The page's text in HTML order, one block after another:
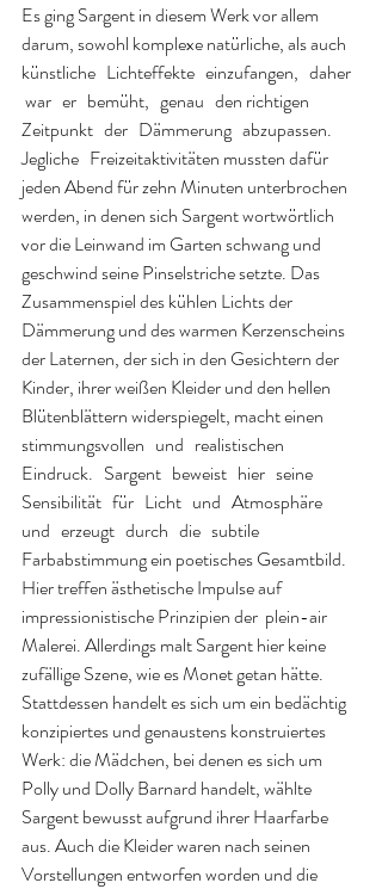
Es ging Sargent in diesem Werk vor allem
darum, sowohl komplexe natürliche, als auch
künstliche   Lichteffekte   einzufangen,   daher
war   er   bemüht,   genau   den richtigen
Zeitpunkt   der   Dämmerung   abzupassen.
Jegliche   Freizeitaktivitäten mussten dafür
jeden Abend für zehn Minuten unterbrochen
werden, in denen sich Sargent wortwörtlich
vor die Leinwand im Garten schwang und
geschwind seine Pinselstriche setzte. Das
Zusammenspiel des kühlen Lichts der
Dämmerung und des warmen Kerzenscheins
der Laternen, der sich in den Gesichtern der
Kinder, ihrer weißen Kleider und den hellen
Blütenblättern widerspiegelt, macht einen
stimmungsvollen   und   realistischen
Eindruck.   Sargent   beweist   hier   seine
Sensibilität   für   Licht   und   Atmosphäre
und   erzeugt   durch   die   subtile
Farbabstimmung ein poetisches Gesamtbild.
Hier treffen ästhetische Impulse auf
impressionistische Prinzipien der  plein-air
Malerei. Allerdings malt Sargent hier keine
zufällige Szene, wie es Monet getan hätte.
Stattdessen handelt es sich um ein bedächtig
konzipiertes und genaustens konstruiertes
Werk: die Mädchen, bei denen es sich um
Polly und Dolly Barnard handelt, wählte
Sargent bewusst aufgrund ihrer Haarfarbe
aus. Auch die Kleider waren nach seinen
Vorstellungen entworfen worden und die